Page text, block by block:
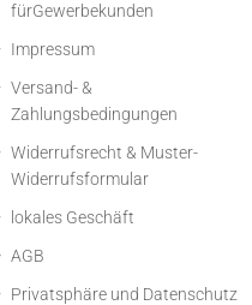
fürGewerbekunden
Impressum
Versand- &
Zahlungsbedingungen
Widerrufsrecht & Muster-
Widerrufsformular
lokales Geschäft
AGB
Privatsphäre und Datenschutz